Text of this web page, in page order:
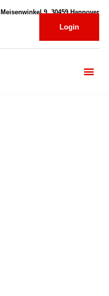
Meisenwinkel 9, 30459 Hannover
Login